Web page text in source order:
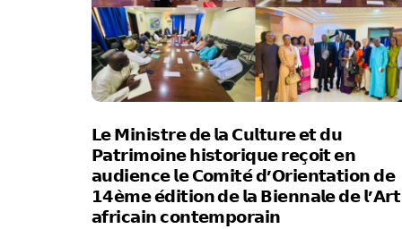
𝗟𝗲 𝗠𝗶𝗻𝗶𝘀𝘁𝗿𝗲 𝗱𝗲 𝗹𝗮 𝗖𝘂𝗹𝘁𝘂𝗿𝗲 𝗲𝘁 𝗱𝘂
𝗣𝗮𝘁𝗿𝗶𝗺𝗼𝗶𝗻𝗲 𝗵𝗶𝘀𝘁𝗼𝗿𝗶𝗾𝘂𝗲 𝗿𝗲𝗰̧𝗼𝗶𝘁 𝗲𝗻
𝗮𝘂𝗱𝗶𝗲𝗻𝗰𝗲 𝗹𝗲 𝗖𝗼𝗺𝗶𝘁𝗲́ 𝗱’𝗢𝗿𝗶𝗲𝗻𝘁𝗮𝘁𝗶𝗼𝗻 𝗱𝗲
𝟭𝟰𝗲̀𝗺𝗲 𝗲́𝗱𝗶𝘁𝗶𝗼𝗻 𝗱𝗲 𝗹𝗮 𝗕𝗶𝗲𝗻𝗻𝗮𝗹𝗲 𝗱𝗲 𝗹’𝗔𝗿𝘁
𝗮𝗳𝗿𝗶𝗰𝗮𝗶𝗻 𝗰𝗼𝗻𝘁𝗲𝗺𝗽𝗼𝗿𝗮𝗶𝗻